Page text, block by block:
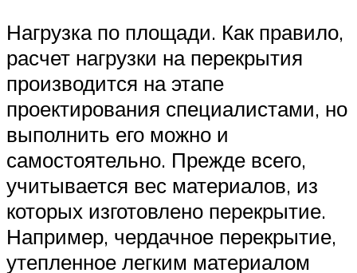
Нагрузка по площади. Как правило,
расчет нагрузки на перекрытия
производится на этапе
проектирования специалистами, но
выполнить его можно и
самостоятельно. Прежде всего,
учитывается вес материалов, из
которых изготовлено перекрытие.
Например, чердачное перекрытие,
утепленное легким материалом